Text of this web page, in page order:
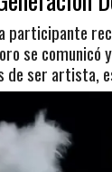
participante
se comunicó
de ser artista,